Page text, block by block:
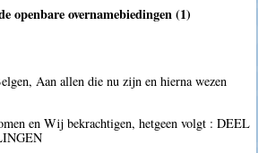
openbare overnamebiedingen (1)
Aan allen die nu zijn en hierna wezen
en Wij bekrachtigen, hetgeen volgt : DEEL